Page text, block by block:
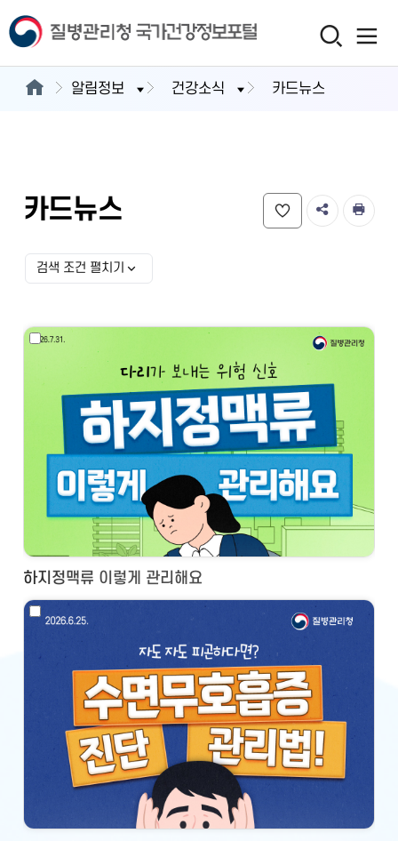
알림정보 건강소식 카드뉴스
카드뉴스
검색 조건 선택
검색 조건 펼치기
하지정맥류 이렇게 관리해요